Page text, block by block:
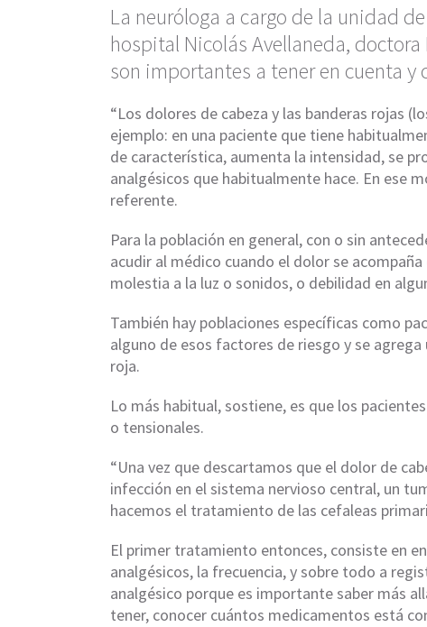
La neuróloga a cargo de la unidad
hospital Nicolás Avellaneda,
son importantes a tener en cuenta y
“Los dolores de cabeza y las banderas rojas
ejemplo: en una paciente que tiene
de característica, aumenta la intensidad, se
analgésicos que habitualmente hace. En ese
referente.
Para la población en general, con o sin
acudir al médico cuando el dolor se
molestia a la luz o sonidos, o debilidad en
También hay poblaciones específicas como
alguno de esos factores de riesgo y se
roja.
Lo más habitual, sostiene, es que los
o tensionales.
“Una vez que descartamos que el dolor de
infección en el sistema nervioso central, un
hacemos el tratamiento de las cefaleas
El primer tratamiento entonces, consiste en
analgésicos, la frecuencia, y sobre todo a
analgésico porque es importante saber más
tener, conocer cuántos medicamentos está